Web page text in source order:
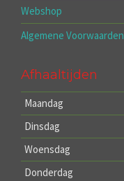
Webshop
Algemene Voorwaarden
Afhaaltijden
Maandag
Dinsdag
Woensdag
Donderdag